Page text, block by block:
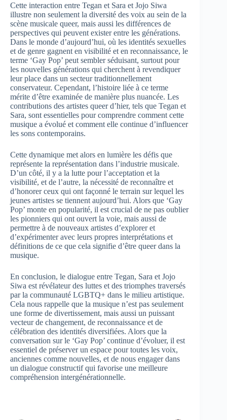
Cette interaction entre Tegan et Sara et Jojo Siwa
illustre non seulement la diversité des voix au sein de la
scène musicale queer, mais aussi les différences de
perspectives qui peuvent exister entre les générations.
Dans le monde d’aujourd’hui, où les identités sexuelles
et de genre gagnent en visibilité et en reconnaissance, le
terme ‘Gay Pop’ peut sembler séduisant, surtout pour
les nouvelles générations qui cherchent à revendiquer
leur place dans un secteur traditionnellement
conservateur. Cependant, l’histoire liée à ce terme
mérite d’être examinée de manière plus nuancée. Les
contributions des artistes queer d’hier, tels que Tegan et
Sara, sont essentielles pour comprendre comment cette
musique a évolué et comment elle continue d’influencer
les sons contemporains.
Cette dynamique met alors en lumière les défis que
représente la représentation dans l’industrie musicale.
D’un côté, il y a la lutte pour l’acceptation et la
visibilité, et de l’autre, la nécessité de reconnaître et
d’honorer ceux qui ont façonné le terrain sur lequel les
jeunes artistes se tiennent aujourd’hui. Alors que ‘Gay
Pop’ monte en popularité, il est crucial de ne pas oublier
les pionniers qui ont ouvert la voie, mais aussi de
permettre à de nouveaux artistes d’explorer et
d’expérimenter avec leurs propres interprétations et
définitions de ce que cela signifie d’être queer dans la
musique.
En conclusion, le dialogue entre Tegan, Sara et Jojo
Siwa est révélateur des luttes et des triomphes traversés
par la communauté LGBTQ+ dans le milieu artistique.
Cela nous rappelle que la musique n’est pas seulement
une forme de divertissement, mais aussi un puissant
vecteur de changement, de reconnaissance et de
célébration des identités diversifiées. Alors que la
conversation sur le ‘Gay Pop’ continue d’évoluer, il est
essentiel de préserver un espace pour toutes les voix,
anciennes comme nouvelles, et de nous engager dans
un dialogue constructif qui favorise une meilleure
compréhension intergénérationnelle.